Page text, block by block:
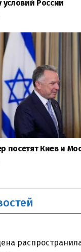
России
посетят Киев и